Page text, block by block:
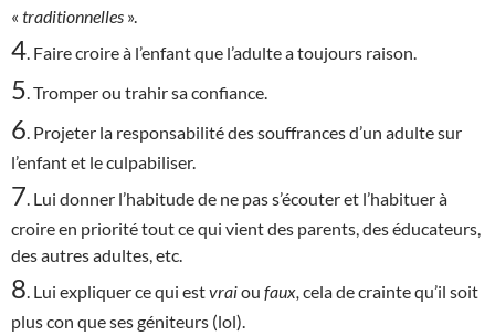
« traditionnelles ».
4 . Faire croire à l’enfant que l’adulte a toujours raison.
5 . Tromper ou trahir sa confiance.
6 . Projeter la responsabilité des souffrances d’un adulte sur
l’enfant et le culpabiliser.
7 . Lui donner l’habitude de ne pas s’écouter et l’habituer à
croire en priorité tout ce qui vient des parents, des éducateurs,
des autres adultes, etc.
8 . Lui expliquer ce qui estvraiou faux, cela de crainte qu’il soit
plus con que ses géniteurs (lol).